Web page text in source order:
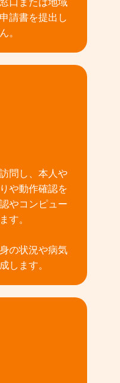
請書を提出し
。
問し、本人や
や動作確認を
やコンピュー
す。
の状況や病気
します。